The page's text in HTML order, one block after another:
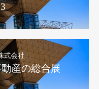
式会社
産の総合展